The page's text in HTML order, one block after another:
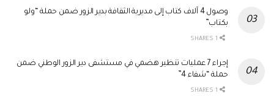
وصول 4 آلاف كتاب إلى مديرية الثقافة بدير الزور ضمن حملة “ولو
بكتاب”
إجراء 7 عمليات تنظير هضمي في مستشفى دير الزور الوطني ضمن
حملة “شفاء 4”